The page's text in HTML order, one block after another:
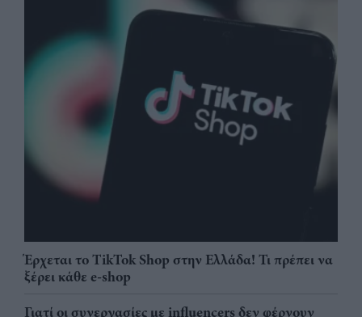
Έρχεται το TikTok Shop στην Ελλάδα! Τι πρέπει να
ξέρει κάθε e-shop
Γιατί οι συνεργασίες με influencers δεν φέρνουν